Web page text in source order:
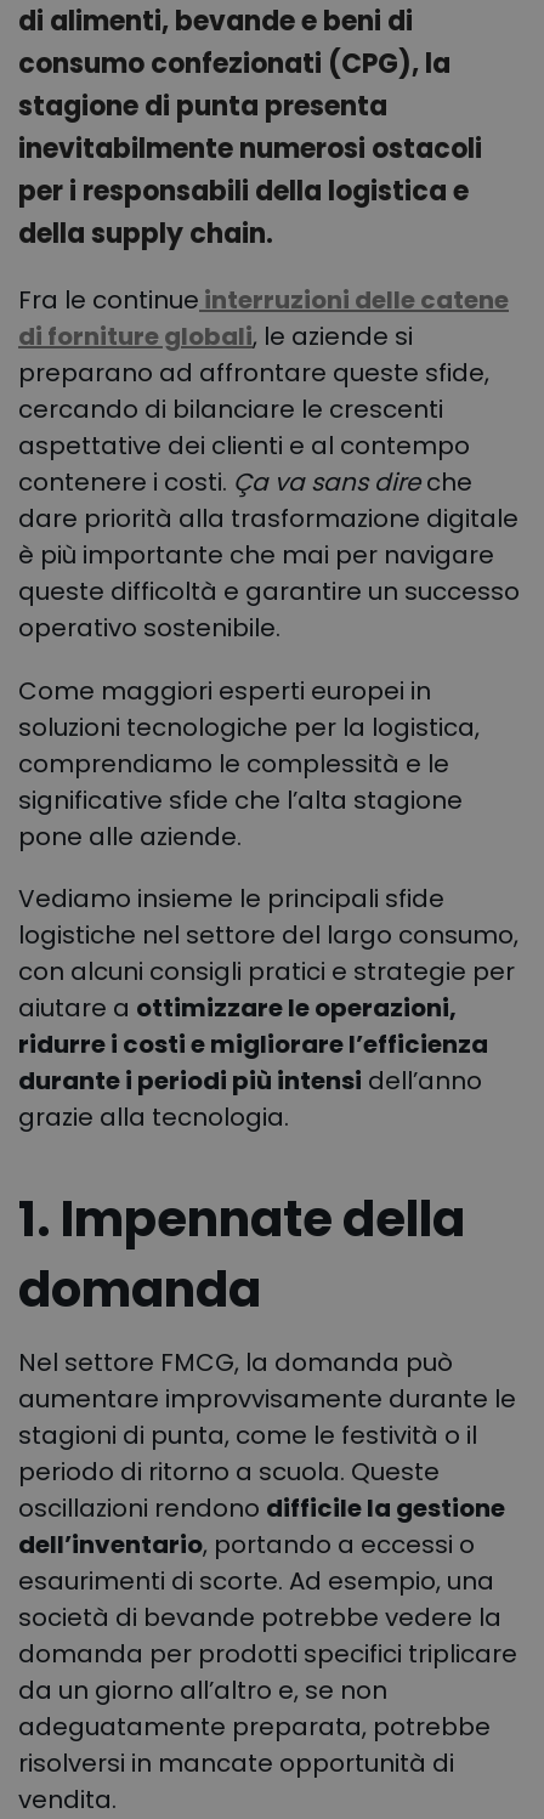
di alimenti, bevande e beni di
consumo confezionati (CPG), la
stagione di punta presenta
inevitabilmente numerosi ostacoli
per i responsabili della logistica e
della supply chain.
Fra le continue interruzioni delle catene
di forniture globali, le aziende si
preparano ad affrontare queste sfide,
cercando di bilanciare le crescenti
aspettative dei clienti e al contempo
contenere i costi. Ça va sans direche
dare priorità alla trasformazione digitale
è più importante che mai per navigare
queste difficoltà e garantire un successo
operativo sostenibile.
Come maggiori esperti europei in
soluzioni tecnologiche per la logistica,
comprendiamo le complessità e le
significative sfide che l’alta stagione
pone alle aziende.
Vediamo insieme le principali sfide
logistiche nel settore del largo consumo,
con alcuni consigli pratici e strategie per
aiutare a ottimizzare le operazioni,
ridurre i costi e migliorare l’efficienza
durante i periodi più intensi dell’anno
grazie alla tecnologia.
1. Impennate della
domanda
Nel settore FMCG, la domanda può
aumentare improvvisamente durante le
stagioni di punta, come le festività o il
periodo di ritorno a scuola. Queste
oscillazioni rendono difficile la gestione
dell’inventario, portando a eccessi o
esaurimenti di scorte. Ad esempio, una
società di bevande potrebbe vedere la
domanda per prodotti specifici triplicare
da un giorno all’altro e, se non
adeguatamente preparata, potrebbe
risolversi in mancate opportunità di
vendita.